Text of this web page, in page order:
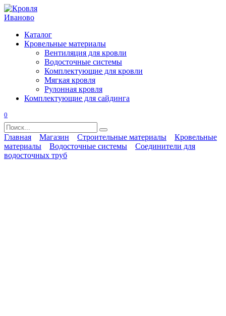
Перейти
к
Каталог
Кровельные материалы
Вентиляция для кровли
Водосточные системы
Комплектующие для кровли
Мягкая кровля
Рулонная кровля
Комплектующие для сайдинга
0
Search
for:
Главная Магазин Строительные материалы
Кровельные
материалы
Водосточные системы
Соединители для
водосточных труб